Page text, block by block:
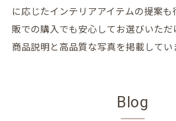
に応じたインテリアアイテムの提案も
販での購入でも安心してお選びいた
商品説明と高品質な写真を掲載してい
Blog